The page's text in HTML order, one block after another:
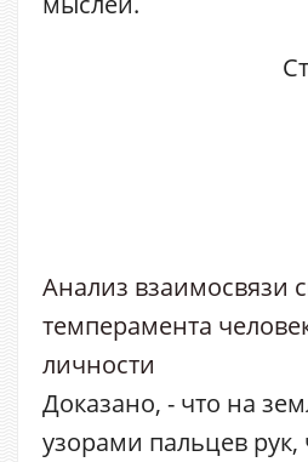
Анализ взаимосвязи
темперамента
личности
Доказано, - что на
узорами пальцев